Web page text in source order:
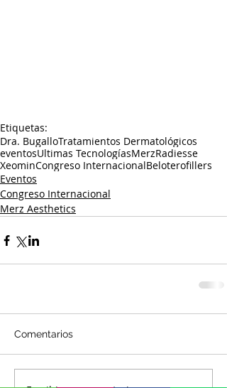
Etiquetas:
Dra. BugalloTratamientos Dermatológicos
eventosUltimas TecnologíasMerzRadiesse
XeominCongreso InternacionalBeloterofillers
Eventos
Congreso Internacional
Merz Aesthetics
Comentarios